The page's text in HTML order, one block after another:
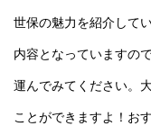
世保の魅力を紹介して
内容となっていますの
運んでみてください。
ことができますよ！お